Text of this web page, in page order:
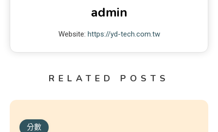
admin
Website: https://yd-tech.com.tw
RELATED POSTS
分數